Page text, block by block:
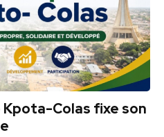
Kpota-Colas fixe son